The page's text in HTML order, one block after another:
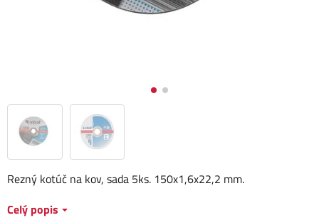
Rezný kotúč na kov, sada 5ks. 150x1,6x22,2 mm.
Celý popis